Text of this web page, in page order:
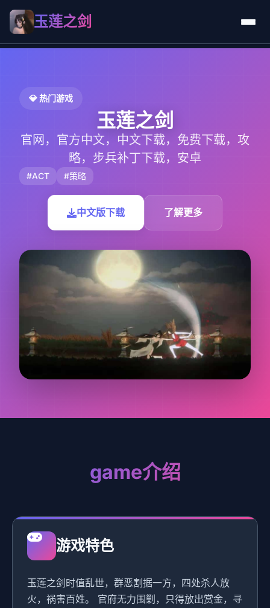
玉莲之剑
💎 热门游戏
玉莲之剑
官网，官方中文，中文下载，免费下载，攻
略，步兵补丁下载，安卓
#ACT #策略
中文版下载 了解更多
game介绍
游戏特色
玉莲之剑时值乱世，群恶割据一方，四处杀人放
火，祸害百姓。 官府无力围剿，只得放出赏金，寻